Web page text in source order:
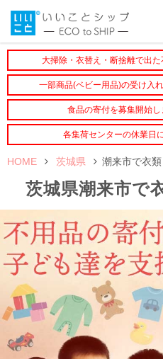
大掃除・衣替え・断捨離で出
一部商品(ベビー用品)の受け入
食品の寄付を募集開始し
各集荷センターの休業日
HOME 茨城県 潮来市で衣
茨城県潮来市で